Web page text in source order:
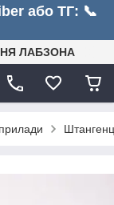
або ТГ: 📞
ЛАБЗОНА